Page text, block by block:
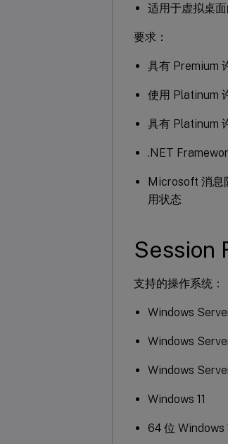
适用于虚拟桌
要求：
具有 Premium
使用 Platinum
具有 Platinum
.NET
Microsoft 消息
用状态
Session
支持的操作系统：
Windows
Windows
Windows
Windows 11
64 位 Windows